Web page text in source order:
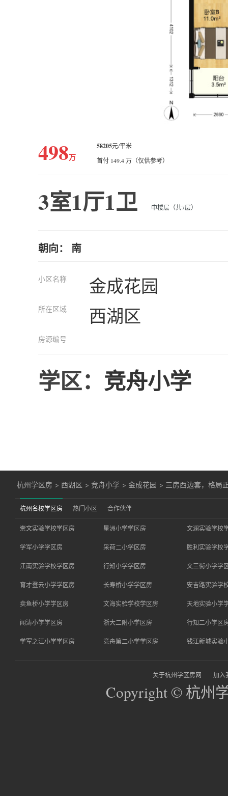
498万
58205元/平米
首付 149.4 万（仅供参考）
3室1厅1卫 中楼层（共7层）
朝向： 南
小区名称 金成花园
所在区域 西湖区
房源编号
学区： 竞舟小学
杭州学区房 > 西湖区 >竞舟小学 >金成花园 > 三房西边套，格局
杭州名校学区房 热门小区 合作伙伴
崇文实验学校学区房 星洲小学学区房 文澜实验学校
学军小学学区房 采荷二小学区房 胜利实验学校
江南实验学校学区房 行知小学学区房 文三街小学学
育才登云小学学区房 长寿桥小学学区房 安吉路实验学
卖鱼桥小学学区房 文海实验学校学区房 天地实验小学
闻涛小学学区房 浙大二附小学区房 行知二小学区
学军之江小学学区房 竞舟第二小学学区房 钱江新城实验
关于杭州学区房网 加入
Copyright © 杭州